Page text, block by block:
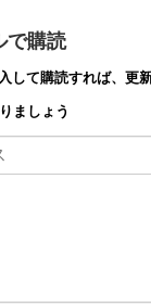
で購読
して購読すれば、更
ましょう